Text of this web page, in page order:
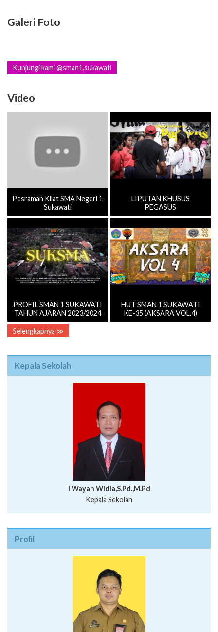
Galeri Foto
Kunjungi kami @sman1.sukawati
Video
Pesraman Kilat SMA Negeri 1
Sukawati
LIPUTAN KHUSUS
PEGASUS
PROFIL SMAN 1 SUKAWATI
TAHUN AJARAN 2023/2024
HUT SMAN 1 SUKAWATI
KE-35 (AKSARA VOL.4)
Selengkapnya ≫
Kepala Sekolah
I Wayan Widia,S.Pd.,M.Pd
Kepala Sekolah
Profil